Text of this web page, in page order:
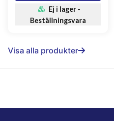
Ej i lager -
Beställningsvara
Visa alla produkter